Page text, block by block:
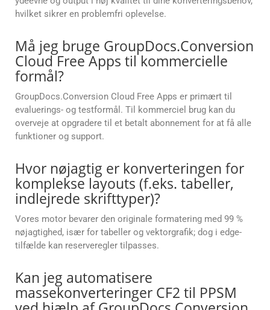
hvilket sikrer en problemfri oplevelse.
Må jeg bruge GroupDocs.Conversion
Cloud Free Apps til kommercielle
formål?
GroupDocs.Conversion Cloud Free Apps er primært til
evaluerings- og testformål. Til kommerciel brug kan du
overveje at opgradere til et betalt abonnement for at få alle
funktioner og support.
Hvor nøjagtig er konverteringen for
komplekse layouts (f.eks. tabeller,
indlejrede skrifttyper)?
Vores motor bevarer den originale formatering med 99 %
nøjagtighed, især for tabeller og vektorgrafik; dog i edge-
tilfælde kan reserveregler tilpasses.
Kan jeg automatisere
massekonverteringer CF2 til PPSM